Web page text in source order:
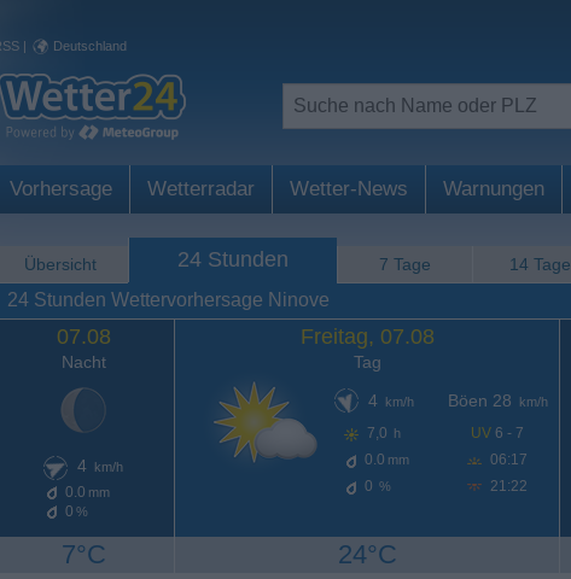
| Deutschland
Vorhersage Wetterradar Wetter-News Warnungen
Übersicht 24 Stunden 7 Tage 14 Tage
24 Stunden Wettervorhersage Ninove
07.08
Nacht
4 km/h
0.0 mm
0 %
7°C
Freitag, 07.08
Tag
4
km/h
7,0 h
0.0 mm
0 %
Böen 28 km/h
UV 6 - 7
06:17
21:22
24°C